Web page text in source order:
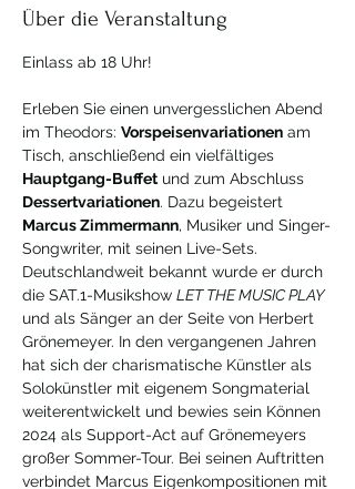
Über die Veranstaltung
Einlass ab 18 Uhr!
Erleben Sie einen unvergesslichen Abend
im Theodors: Vorspeisenvariationen am
Tisch, anschließend ein vielfältiges
Hauptgang-Buffet und zum Abschluss
Dessertvariationen. Dazu begeistert
Marcus Zimmermann, Musiker und Singer-
Songwriter, mit seinen Live-Sets.
Deutschlandweit bekannt wurde er durch
die SAT.1-Musikshow LET THE MUSIC PLAY
und als Sänger an der Seite von Herbert
Grönemeyer. In den vergangenen Jahren
hat sich der charismatische Künstler als
Solokünstler mit eigenem Songmaterial
weiterentwickelt und bewies sein Können
2024 als Support-Act auf Grönemeyers
großer Sommer-Tour. Bei seinen Auftritten
verbindet Marcus Eigenkompositionen mit